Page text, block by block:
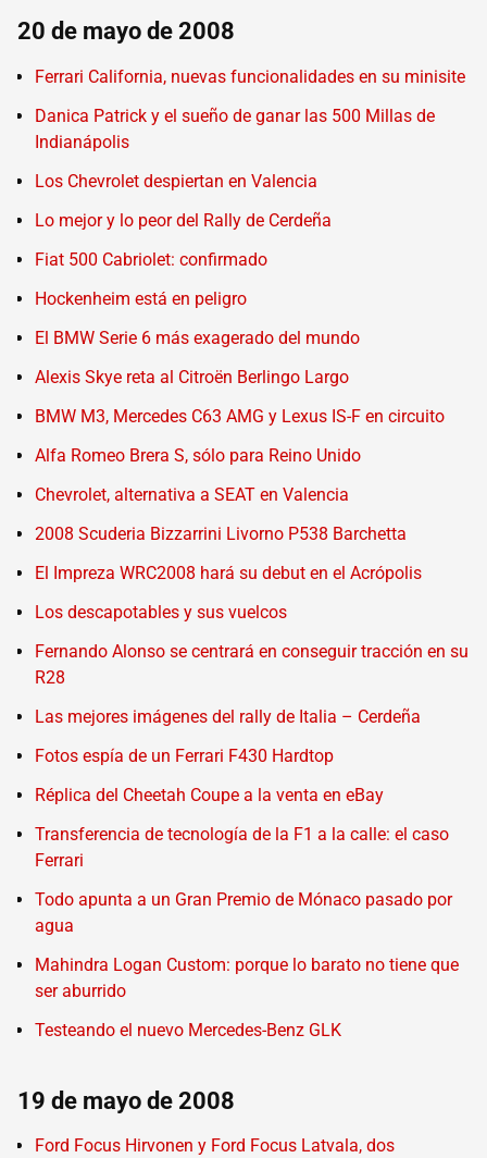
20 de mayo de 2008
Ferrari California, nuevas funcionalidades en su minisite
Danica Patrick y el sueño de ganar las 500 Millas de
Indianápolis
Los Chevrolet despiertan en Valencia
Lo mejor y lo peor del Rally de Cerdeña
Fiat 500 Cabriolet: confirmado
Hockenheim está en peligro
El BMW Serie 6 más exagerado del mundo
Alexis Skye reta al Citroën Berlingo Largo
BMW M3, Mercedes C63 AMG y Lexus IS-F en circuito
Alfa Romeo Brera S, sólo para Reino Unido
Chevrolet, alternativa a SEAT en Valencia
2008 Scuderia Bizzarrini Livorno P538 Barchetta
El Impreza WRC2008 hará su debut en el Acrópolis
Los descapotables y sus vuelcos
Fernando Alonso se centrará en conseguir tracción en su
R28
Las mejores imágenes del rally de Italia – Cerdeña
Fotos espía de un Ferrari F430 Hardtop
Réplica del Cheetah Coupe a la venta en eBay
Transferencia de tecnología de la F1 a la calle: el caso
Ferrari
Todo apunta a un Gran Premio de Mónaco pasado por
agua
Mahindra Logan Custom: porque lo barato no tiene que
ser aburrido
Testeando el nuevo Mercedes-Benz GLK
19 de mayo de 2008
Ford Focus Hirvonen y Ford Focus Latvala, dos